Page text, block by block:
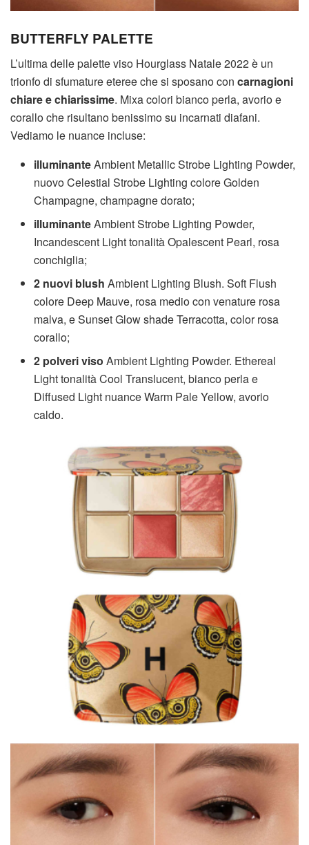
BUTTERFLY PALETTE
L’ultima delle palette viso Hourglass Natale 2022 è un
trionfo di sfumature eteree che si sposano con carnagioni
chiare e chiarissime. Mixa colori bianco perla, avorio e
corallo che risultano benissimo su incarnati diafani.
Vediamo le nuance incluse:
illuminanteAmbient Metallic Strobe Lighting Powder,
nuovo Celestial Strobe Lighting colore Golden
Champagne, champagne dorato;
illuminanteAmbient Strobe Lighting Powder,
Incandescent Light tonalità Opalescent Pearl, rosa
conchiglia;
2 nuovi blush Ambient Lighting Blush. Soft Flush
colore Deep Mauve, rosa medio con venature rosa
malva, e Sunset Glow shade Terracotta, color rosa
corallo;
2 polveri viso Ambient Lighting Powder. Ethereal
Light tonalità Cool Translucent, bianco perla e
Diffused Light nuance Warm Pale Yellow, avorio
caldo.